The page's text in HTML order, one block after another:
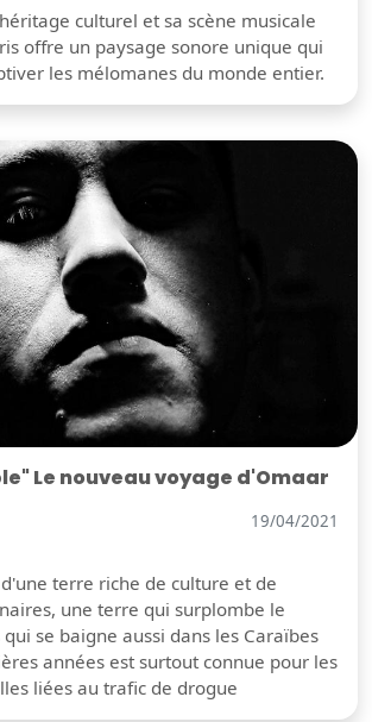
culturel et sa scène musicale
offre un paysage sonore unique qui
les mélomanes du monde entier.
Le nouveau voyage d'Omaar
19/04/2021
terre riche de culture et de
une terre qui surplombe le
se baigne aussi dans les Caraïbes
années est surtout connue pour les
liées au trafic de drogue